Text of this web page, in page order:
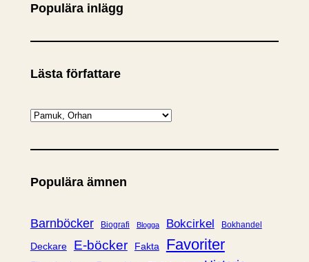
Populära inlägg
Lästa författare
K
t
g
r
Populära ämnen
Barnböcker Biografi Blogga Bokcirkel Bokhandel
Deckare E-böcker Fakta Favoriter